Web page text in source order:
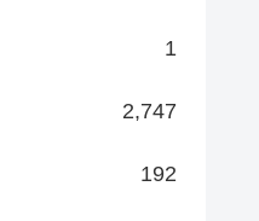
1
2,747
192